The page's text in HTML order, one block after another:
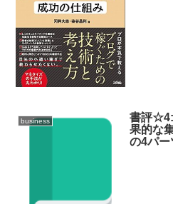
business
書評☆4:
果的な
の4パー